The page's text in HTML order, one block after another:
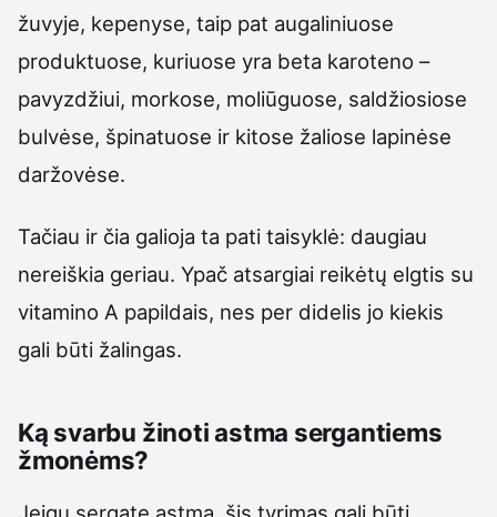
žuvyje, kepenyse, taip pat augaliniuose
produktuose, kuriuose yra beta karoteno –
pavyzdžiui, morkose, moliūguose, saldžiosiose
bulvėse, špinatuose ir kitose žaliose lapinėse
daržovėse.
Tačiau ir čia galioja ta pati taisyklė: daugiau
nereiškia geriau. Ypač atsargiai reikėtų elgtis su
vitamino A papildais, nes per didelis jo kiekis
gali būti žalingas.
Ką svarbu žinoti astma sergantiems
žmonėms?
Jeigu sergate astma, šis tyrimas gali būti